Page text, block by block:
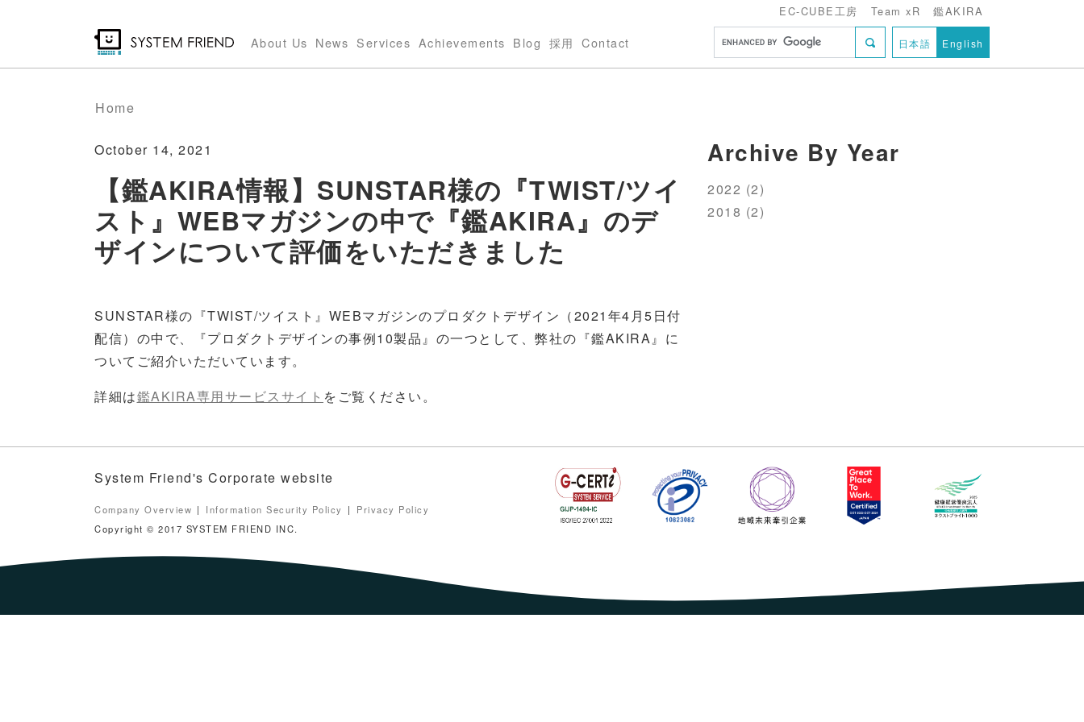
EC-CUBE工房 Team xR 鑑AKIRA
About Us News Services Achievements Blog 採用 Contact 日本語 English
Home
October 14, 2021
【鑑AKIRA情報】SUNSTAR様の『TWIST/ツイ
スト』WEBマガジンの中で『鑑AKIRA』のデ
ザインについて評価をいただきました
SUNSTAR様の『TWIST/ツイスト』WEBマガジンのプロダクトデザイン（2021年4月5日付
配信）の中で、『プロダクトデザインの事例10製品』の一つとして、弊社の『鑑AKIRA』に
ついてご紹介いただいています。
詳細は鑑AKIRA専用サービスサイト をご覧ください。
Archive By Year
2022 (2)
2018 (2)
System Friend's Corporate website
Company Overview Information Security Policy
Privacy Policy
Copyright © 2017 SYSTEM FRIEND INC.